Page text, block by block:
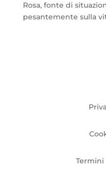
Rosa, fonte di
pesantemente sulla
Termini